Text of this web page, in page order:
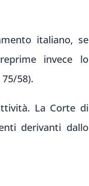
italiano, se
invece lo
58).
La Corte di
derivanti dallo